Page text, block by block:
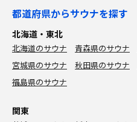
都道府県からサウナを探す
北海道・東北
北海道のサウナ 青森県のサウナ
宮城県のサウナ
秋田県のサウナ
福島県のサウナ
関東